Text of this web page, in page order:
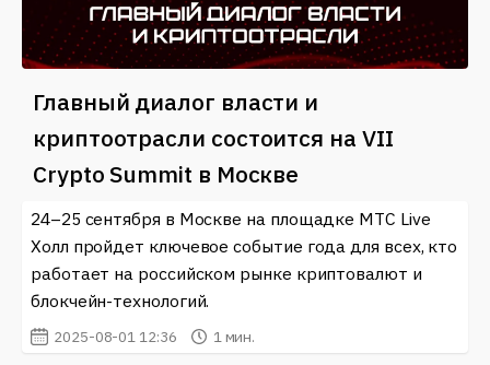
Главный диалог власти и
криптоотрасли состоится на VII
Crypto Summit в Москве
24–25 сентября в Москве на площадке МТС Live
Холл пройдет ключевое событие года для всех, кто
работает на российском рынке криптовалют и
блокчейн-технологий.
2025-08-01 12:36 1 мин.